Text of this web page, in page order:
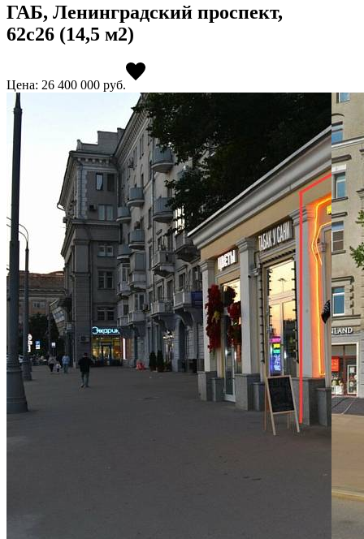
ГАБ, Ленинградский проспект,
62с26 (14,5 м2)
Цена: 26 400 000 руб.